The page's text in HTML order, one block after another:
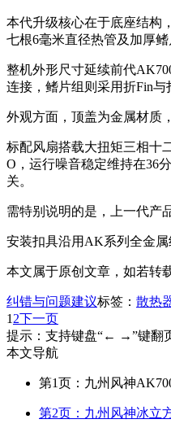
本代升级核心在于底座结构
七根6毫米直径热管及加厚
整机外形尺寸延续前代
连接，鳍片组则采用折Fin与
外观方面，顶盖为金属材质
标配风扇搭载大扭矩三相十
O，运行噪音稳定维持在36
关。
需特别说明的是，上一代产
安装扣具沿用AK系列全金
本文属于原创文章，如若转
纠错与问题建议标签： 散热
1 2下一页
提示：支持键盘“← →”键翻
本文导航
第1页：九州风神
第2页：九州风神冰立